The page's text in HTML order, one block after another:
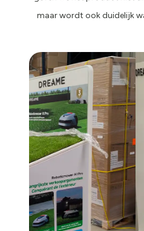
maar wordt ook duidelijk